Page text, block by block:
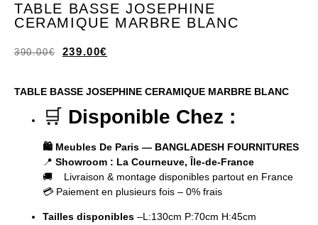
TABLE BASSE JOSEPHINE
CERAMIQUE MARBRE BLANC
390.00€ 239.00€
TABLE BASSE JOSEPHINE CERAMIQUE MARBRE BLANC
🛒 Disponible Chez :
🛍️ Meubles De Paris — BANGLADESH FOURNITURES
📍 Showroom : La Courneuve, Île-de-France
🚚 Livraison & montage disponibles partout en France
💳 Paiement en plusieurs fois – 0% frais
Tailles disponibles –L:130cm P:70cm H:45cm